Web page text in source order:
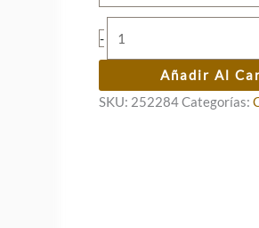
25,00 €.20,00 €.
-
GEMMA
Añadir Al
SKU: 252284Categorías: